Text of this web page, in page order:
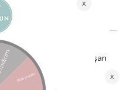
pelerin ve şapkadan oluşan
dışı beyaz peluş, içi ise